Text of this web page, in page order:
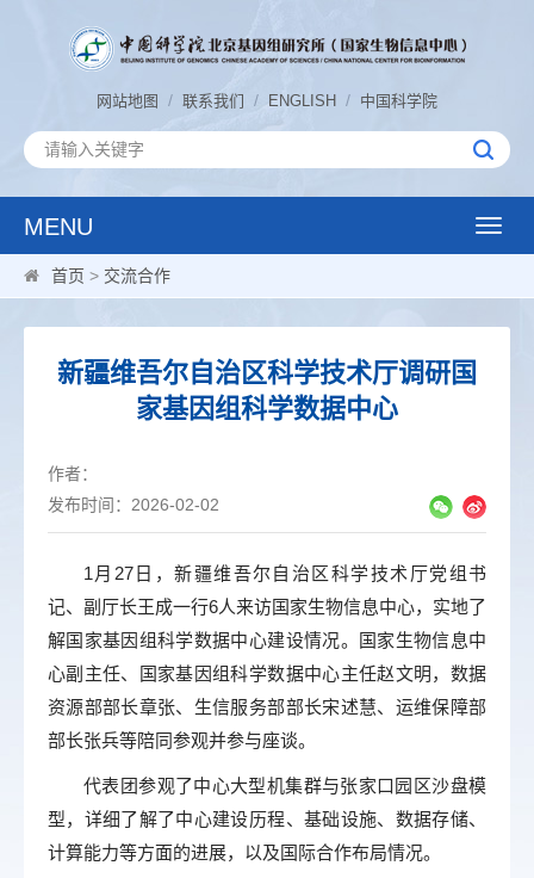
网站地图 / 联系我们 / ENGLISH / 中国科学院
MENU
Toggle
首页 > 交流合作
新疆维吾尔自治区科学技术厅调研国
家基因组科学数据中心
作者：
发布时间：2026-02-02
1月27日，新疆维吾尔自治区科学技术厅党组书
记、副厅长王成一行6人来访国家生物信息中心，实地了
解国家基因组科学数据中心建设情况。国家生物信息中
心副主任、国家基因组科学数据中心主任赵文明，数据
资源部部长章张、生信服务部部长宋述慧、运维保障部
部长张兵等陪同参观并参与座谈。
代表团参观了中心大型机集群与张家口园区沙盘模
型，详细了解了中心建设历程、基础设施、数据存储、
计算能力等方面的进展，以及国际合作布局情况。